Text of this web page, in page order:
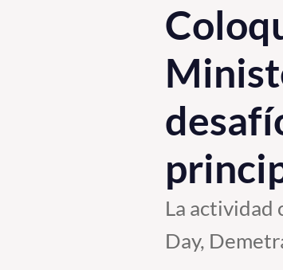
La actividad
Day,